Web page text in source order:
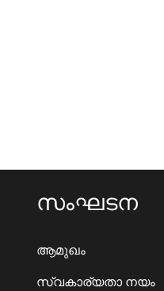
സംഘടന
ആമുഖം
സ്വകാര്യതാ നയം